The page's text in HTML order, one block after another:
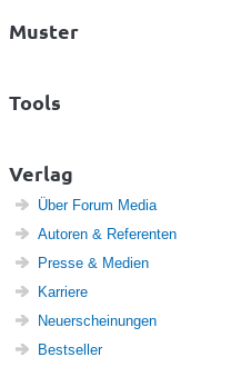
Muster
Tools
Verlag
Über Forum Media
Autoren & Referenten
Presse & Medien
Karriere
Neuerscheinungen
Bestseller